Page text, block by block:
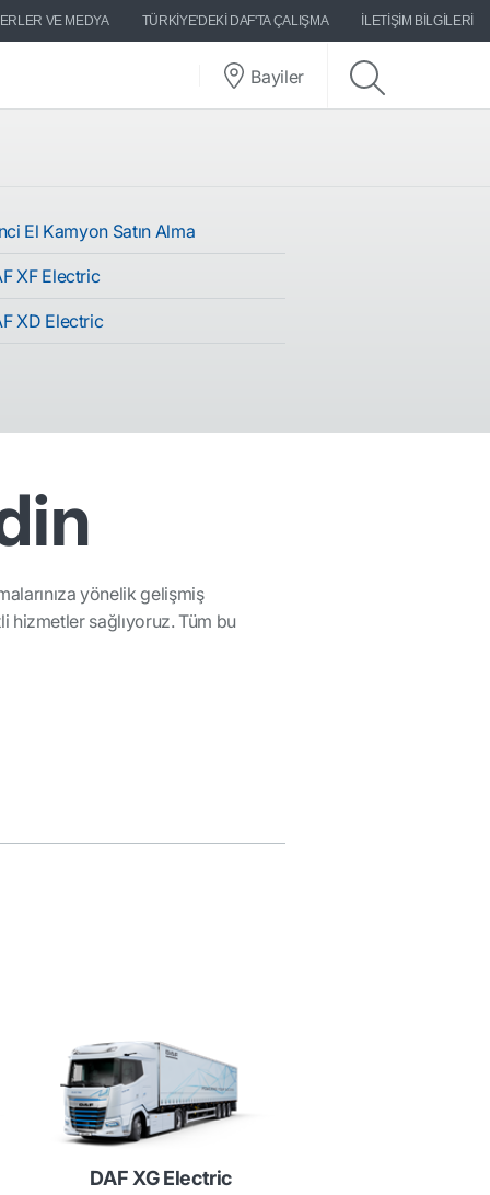
VE MEDYA TÜRKIYE'DEKI DAF'TA ÇALIŞMA İLETIŞIM BILGILERI
Bayiler
El Kamyon Satın Alma
XF Electric
XD Electric
yönelik gelişmiş
hizmetler sağlıyoruz. Tüm bu
DAF XG Electric